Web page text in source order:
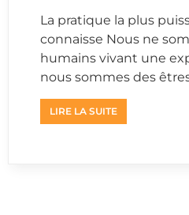
La pratique la plus
connaisse Nous ne
humains vivant une
nous sommes des
LIRE LA SUITE